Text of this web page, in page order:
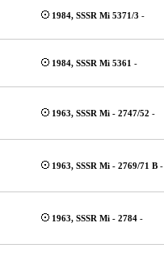
1984, SSSR Mi 5371/3 -
1984, SSSR Mi 5361 -
1963, SSSR Mi - 2747/52 -
1963, SSSR Mi - 2769/71 B-
1963, SSSR Mi - 2784-